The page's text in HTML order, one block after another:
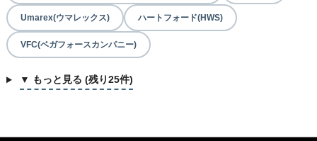
Umarex(ウマレックス) ハートフォード(HWS)
VFC(ベガフォースカンパニー)
▼ もっと見る (残り25件)